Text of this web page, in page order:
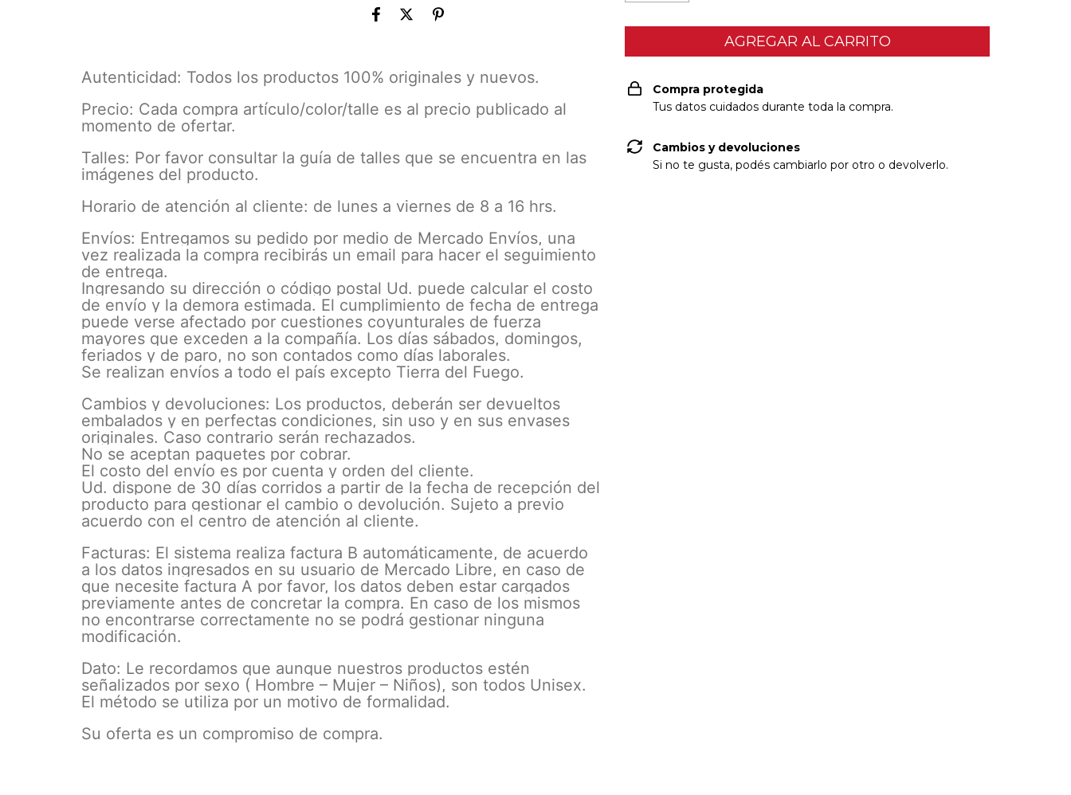
Autenticidad: Todos los productos 100% originales y nuevos.
Precio: Cada compra artículo/color/talle es al precio publicado al
momento de ofertar.
Talles: Por favor consultar la guía de talles que se encuentra en las
imágenes del producto.
Horario de atención al cliente: de lunes a viernes de 8 a 16 hrs.
Envíos: Entregamos su pedido por medio de Mercado Envíos, una
vez realizada la compra recibirás un email para hacer el seguimiento
de entrega.
Ingresando su dirección o código postal Ud. puede calcular el costo
de envío y la demora estimada. El cumplimiento de fecha de entrega
puede verse afectado por cuestiones coyunturales de fuerza
mayores que exceden a la compañía. Los días sábados, domingos,
feriados y de paro, no son contados como días laborales.
Se realizan envíos a todo el país excepto Tierra del Fuego.
Cambios y devoluciones: Los productos, deberán ser devueltos
embalados y en perfectas condiciones, sin uso y en sus envases
originales. Caso contrario serán rechazados.
No se aceptan paquetes por cobrar.
El costo del envío es por cuenta y orden del cliente.
Ud. dispone de 30 días corridos a partir de la fecha de recepción del
producto para gestionar el cambio o devolución. Sujeto a previo
acuerdo con el centro de atención al cliente.
Facturas: El sistema realiza factura B automáticamente, de acuerdo
a los datos ingresados en su usuario de Mercado Libre, en caso de
que necesite factura A por favor, los datos deben estar cargados
previamente antes de concretar la compra. En caso de los mismos
no encontrarse correctamente no se podrá gestionar ninguna
modificación.
Dato: Le recordamos que aunque nuestros productos estén
señalizados por sexo ( Hombre – Mujer – Niños), son todos Unisex.
El método se utiliza por un motivo de formalidad.
Su oferta es un compromiso de compra.
Compra protegida
Tus datos cuidados durante toda la compra.
Cambios y devoluciones
Si no te gusta, podés cambiarlo por otro o devolverlo.